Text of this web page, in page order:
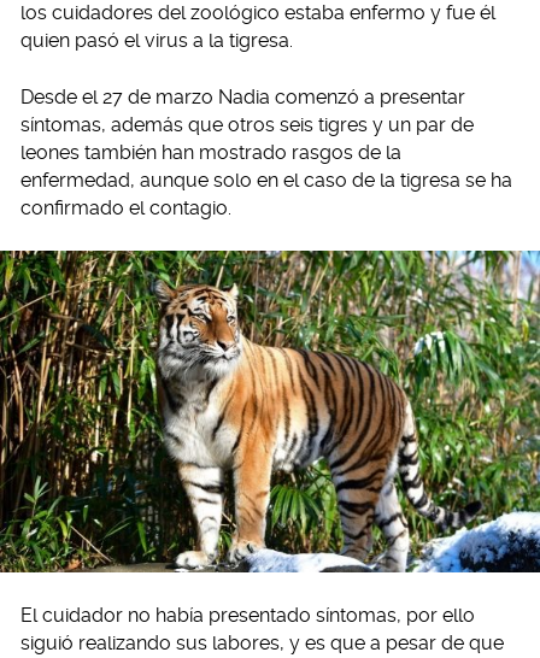
los cuidadores del zoológico estaba enfermo y fue él
quien pasó el virus a la tigresa.
Desde el 27 de marzo Nadia comenzó a presentar
síntomas, además que otros seis tigres y un par de
leones también han mostrado rasgos de la
enfermedad, aunque solo en el caso de la tigresa se ha
confirmado el contagio.
El cuidador no había presentado síntomas, por ello
siguió realizando sus labores, y es que a pesar de que